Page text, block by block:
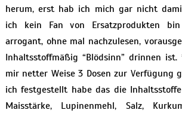
herum, erst hab ich mich gar nicht
ich kein Fan von Ersatzprodukten
arrogant, ohne mal nachzulesen,
Inhaltsstoffmäßig “Blödsinn” drinnen
mir netter Weise 3 Dosen zur Verfügung
ich festgestellt habe das die
Maisstärke, Lupinenmehl, Salz,